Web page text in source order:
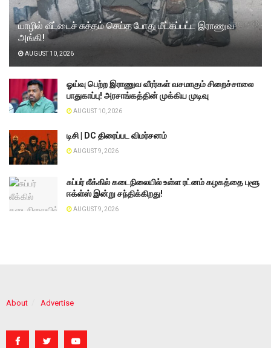
யாழில் வீட்டைச் சுத்தம் செய்த போது மீட்கப்பட்ட இராணுவ
அங்கி!
AUGUST 10, 2026
ஓய்வு பெற்ற இராணுவ வீரர்கள் வசமாகும் சிறைச்சாலை
பாதுகாப்பு! அரசாங்கத்தின் முக்கிய முடிவு
AUGUST 10, 2026
டிசி | DC திரைப்பட விமர்சனம்
AUGUST 9, 2026
சுப்பர் லீக்கில் கடைநிலையில் உள்ள ரட்னம் கழகத்தை புளூ
ஈக்ள்ஸ் இன்று சந்திக்கிறது!
AUGUST 9, 2026
About Advertise